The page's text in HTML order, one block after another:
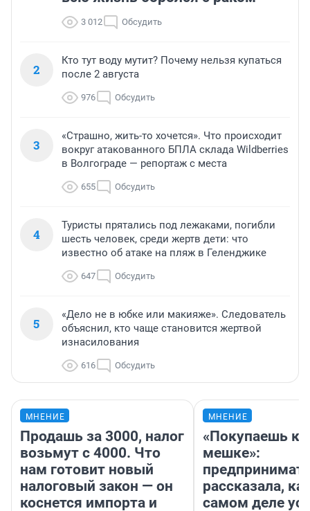
3 012 Обсудить
2
Кто тут воду мутит? Почему нельзя купаться
после 2 августа
976 Обсудить
3
«Страшно, жить-то хочется». Что происходит
вокруг атакованного БПЛА склада Wildberries
в Волгограде — репортаж с места
655 Обсудить
4
Туристы прятались под лежаками, погибли
шесть человек, среди жертв дети: что
известно об атаке на пляж в Геленджике
647 Обсудить
5
«Дело не в юбке или макияже». Следователь
объяснил, кто чаще становится жертвой
изнасилования
616 Обсудить
МНЕНИЕ
Продашь за 3000, налог
возьмут с 4000. Что
нам готовит новый
налоговый закон — он
коснется импорта и
МНЕНИЕ
«Покупаешь
мешке»:
рассказала,
самом деле